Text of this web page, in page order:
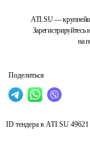
ATI.SU —
на
Поделиться
ID тендера в ATI.SU 49621